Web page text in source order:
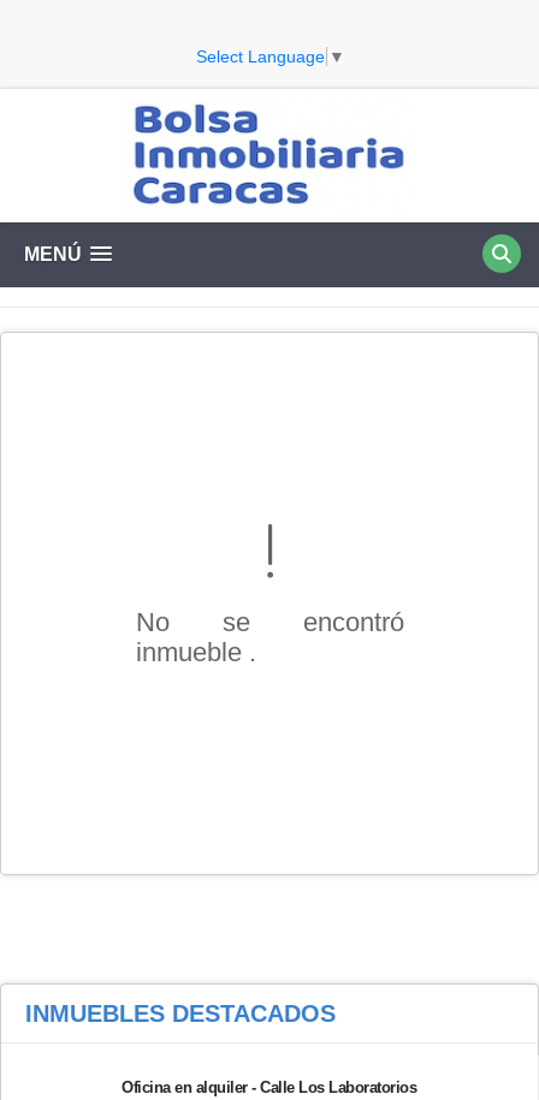
Select Language ▼
MENÚ
No se encontró
inmueble .
INMUEBLES DESTACADOS
Oficina en alquiler - Calle Los Laboratorios